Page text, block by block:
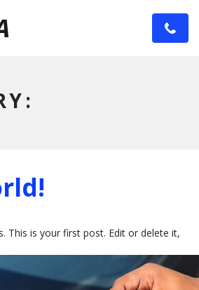
This is your first post. Edit or delete it,